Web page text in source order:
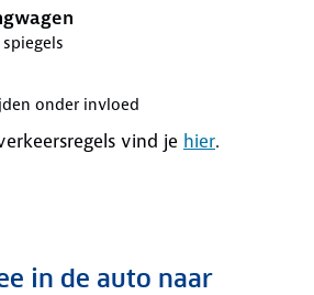
onder invloed
vind je hier.
in de auto naar